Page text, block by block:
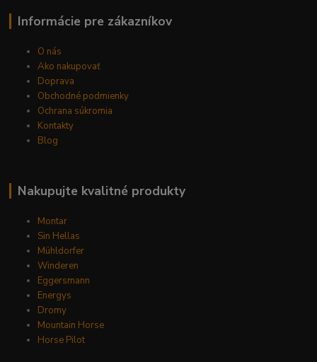
Informácie pre zákazníkov
O nás
Ako nakupovať
Doprava
Obchodné podmienky
Ochrana súkromia
Kontakty
Blog
Nakupujte kvalitné produkty
Montar
Sin Hellas
Mühldorfer
Winderen
Eggersmann
Energys
Dromy
Mountain Horse
Horse Pilot